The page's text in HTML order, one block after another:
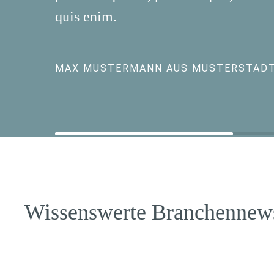
quis enim.
MAX MUSTERMANN AUS
Wissenswerte